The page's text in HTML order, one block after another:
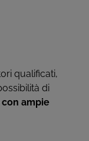
qualificati,
di
con ampie